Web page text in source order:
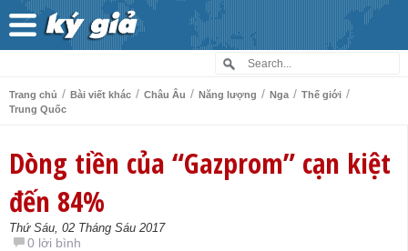
Trang chủ / Bài viết khác / Châu Âu / Năng lượng / Nga / Thế giới /
Trung Quốc
Dòng tiền của “Gazprom” cạn kiệt
đến 84%
Thứ Sáu, 02 Tháng Sáu 2017
0 lời bình